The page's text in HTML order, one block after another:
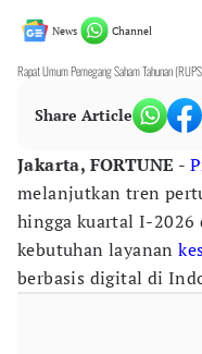
News Channel
Rapat Umum Pemegang Saham Tahunan
Share Article
Jakarta, FORTUNE -
melanjutkan tren
hingga kuartal I-2026
kebutuhan layanan
berbasis digital di